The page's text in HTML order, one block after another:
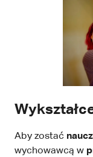
Aby zostać
wychowawcą w